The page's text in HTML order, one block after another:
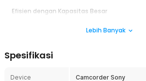
Efisien dengan Kapasitas Besar
resah, karena kini hadir baterai Li-ion untuk
dalam durasi yang cukup lama.
Lebih Banyak
Spesifikasi
Device Camcorder Sony